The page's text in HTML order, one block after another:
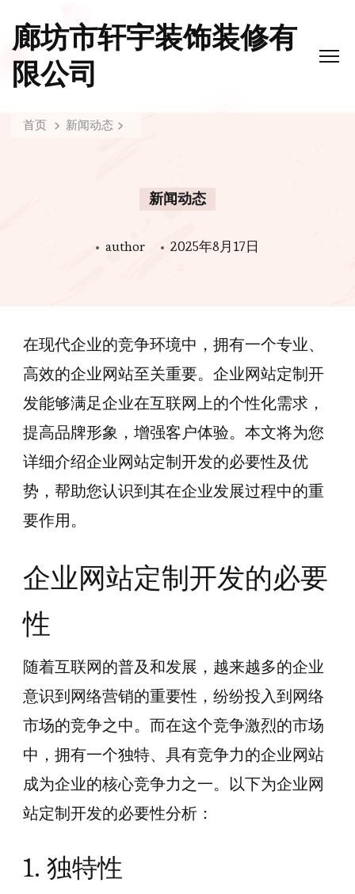
廊坊市轩宇装饰装修有
限公司
首页 新闻动态
新闻动态
author 2025年8月17日
在现代企业的竞争环境中，拥有一个专业、
高效的企业网站至关重要。企业网站定制开
发能够满足企业在互联网上的个性化需求，
提高品牌形象，增强客户体验。本文将为您
详细介绍企业网站定制开发的必要性及优
势，帮助您认识到其在企业发展过程中的重
要作用。
企业网站定制开发的必要
性
随着互联网的普及和发展，越来越多的企业
意识到网络营销的重要性，纷纷投入到网络
市场的竞争之中。而在这个竞争激烈的市场
中，拥有一个独特、具有竞争力的企业网站
成为企业的核心竞争力之一。以下为企业网
站定制开发的必要性分析：
1. 独特性